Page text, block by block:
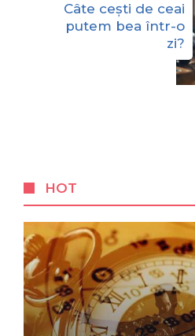
Câte cești de ceai
putem bea într-o
zi?
HOT